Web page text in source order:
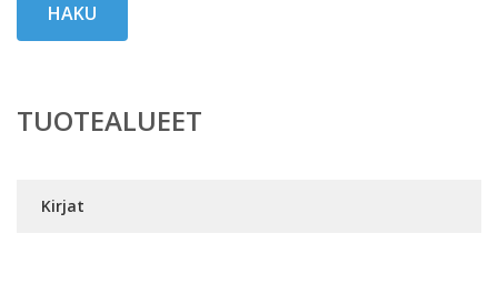
HAKU
TUOTEALUEET
Kirjat